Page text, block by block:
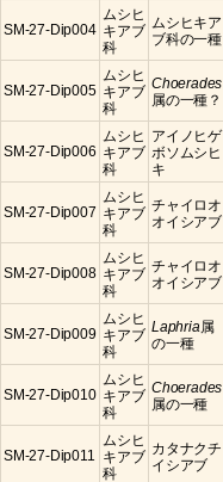
SM-27-Dip004
ムシヒ
キアブ
科
ムシヒキア
ブ科の一種
SM-27-Dip005
ムシヒ
キアブ
科
Choerades
属の一種？
SM-27-Dip006
ムシヒ
キアブ
科
アイノヒゲ
ボソムシヒ
キ
SM-27-Dip007
ムシヒ
キアブ
科
チャイロオ
オイシアブ
SM-27-Dip008
ムシヒ
キアブ
科
チャイロオ
オイシアブ
SM-27-Dip009
ムシヒ
キアブ
科
Laphria 属
の一種
SM-27-Dip010
ムシヒ
キアブ
科
Choerades
属の一種
SM-27-Dip011
ムシヒ
キアブ
科
カタナクチ
イシアブ